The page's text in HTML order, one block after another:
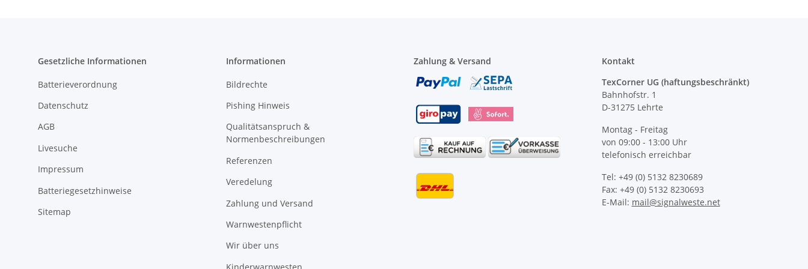
Gesetzliche Informationen
Batterieverordnung
Datenschutz
AGB
Livesuche
Impressum
Batteriegesetzhinweise
Sitemap
Informationen
Bildrechte
Pishing Hinweis
Qualitätsanspruch &
Normenbeschreibungen
Referenzen
Veredelung
Zahlung und Versand
Warnwestenpflicht
Wir über uns
Zahlung & Versand
Kontakt
TexCorner UG (haftungsbeschränkt)
Bahnhofstr. 1
D-31275 Lehrte
Montag - Freitag
von 09:00 - 13:00 Uhr
telefonisch erreichbar
Tel: +49 (0) 5132 8230689
Fax: +49 (0) 5132 8230693
E-Mail: mail@signalweste.net